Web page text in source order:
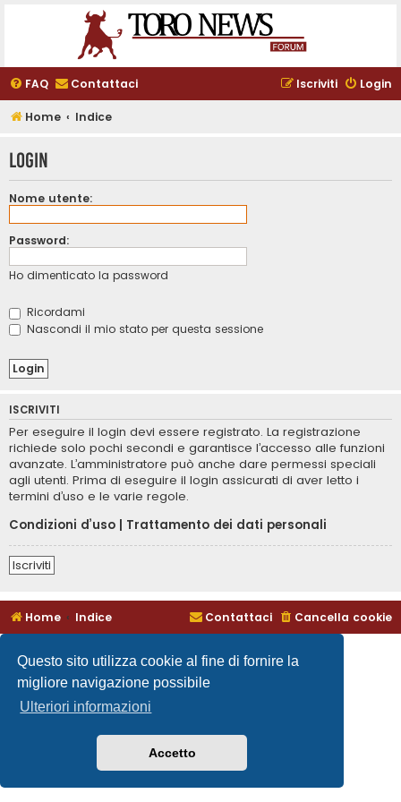
Questo sito utilizza cookie al fine di fornire la
migliore navigazione possibile
Ulteriori informazioni
Accetto
FAQ Contattaci Login
Iscriviti
Home Indice
Login
Nome utente:
Password:
Ho dimenticato la password
Ricordami
Nascondi il mio stato per questa sessione
ISCRIVITI
Per eseguire il login devi essere registrato. La registrazione
richiede solo pochi secondi e garantisce l’accesso alle funzioni
avanzate. L’amministratore può anche dare permessi speciali
agli utenti. Prima di eseguire il login assicurati di aver letto i
termini d’uso e le varie regole.
Condizioni d’uso | Trattamento dei dati personali
Iscriviti
Home Indice Cancella cookie
Contattaci